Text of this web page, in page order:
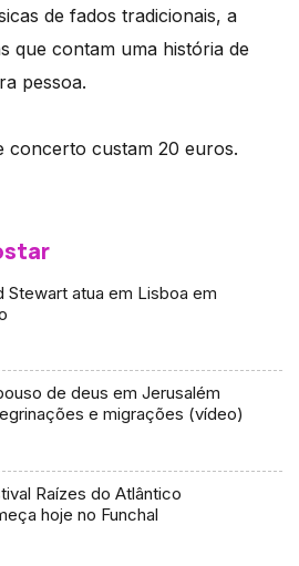
de fados tradicionais, a
que contam uma história de
pessoa.
concerto custam 20 euros.
Stewart atua em Lisboa em
de deus em Jerusalém
e migrações (vídeo)
Raízes do Atlântico
hoje no Funchal